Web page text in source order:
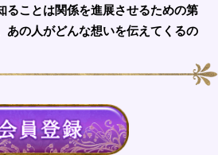
ることは関係を進展させるための第
あの人がどんな想いを伝えてくるの